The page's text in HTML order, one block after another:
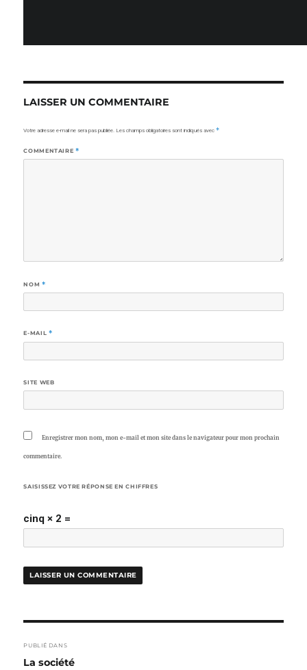
LAISSER UN COMMENTAIRE
Votre adresse e-mail ne sera pas publiée. Les champs obligatoires sont indiqués avec*
COMMENTAIRE *
NOM *
E-MAIL *
SITE WEB
Enregistrer mon nom, mon e-mail et mon site dans le navigateur pour mon prochain
commentaire.
SAISISSEZ VOTRE RÉPONSE EN CHIFFRES
cinq × 2 =
DE
PUBLIÉ DANS
La société